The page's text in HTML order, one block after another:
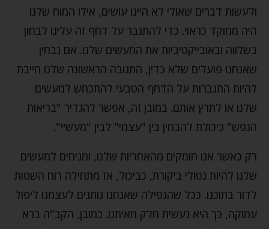
ולעשות דברים שאולי לא היינו עושים, אילו המוח שלנו
היה ממוקד כראוי. כדי להתגבר על דחף זה עלינו לבחון
בשלווה ובאובייקטיביות את המעשים שלנו. אם נבחין
שאנחנו פועלים שלא כדין, התגובה הראשונה שלנו חייבת
להיות התגברות על הדחף הטבעי להתכחש למעשים
שלנו או לתרץ אותם. במובן זה, אפשר להגדיר "בריאות
הנפש" כיכולת להבחין בין "עצמי" לבין "מעשיי".
רק כאשר אנו חומקים מהאחריות שלנו, ומניחים למעשים
שלנו להיות נטולי ביקורת, כביכול, אז מתחילה רוח השטות
לדור בתוכנו. ככל שהנפילה שאנחנו נותנים לעצמנו ליפול
עמוקה, כך היא נעשית חלק מאיתנו. כמובן, הקב"ה ברא